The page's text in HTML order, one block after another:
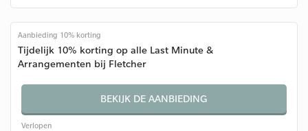
Aanbieding 10% korting
Tijdelijk 10% korting op alle Last Minute &
Arrangementen bij Fletcher
BEKIJK DE AANBIEDING
Verlopen